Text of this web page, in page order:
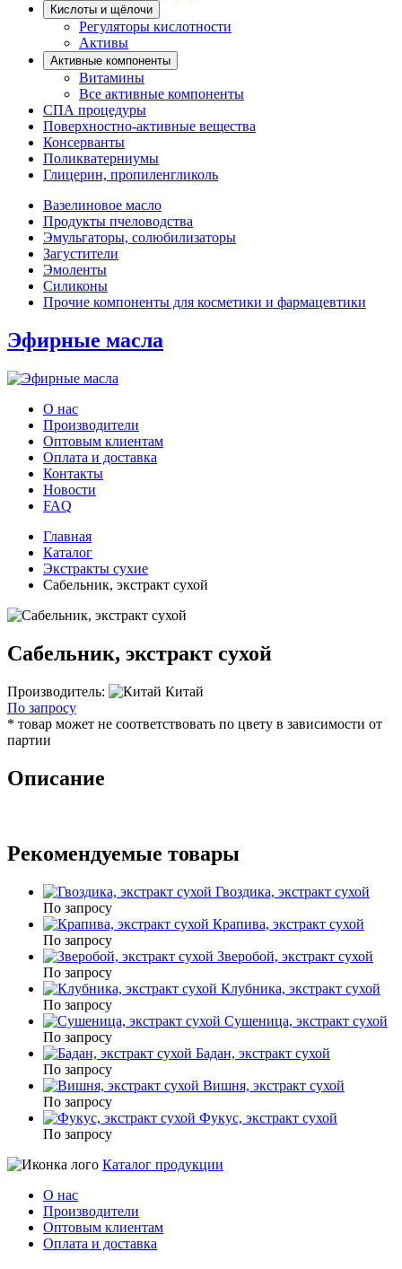
Кислоты и щёлочи
Регуляторы кислотности
Активы
Активные компоненты
Витамины
Все активные компоненты
СПА процедуры
Поверхностно-активные вещества
Консерванты
Поликватерниумы
Глицерин, пропиленгликоль
Вазелиновое масло
Продукты пчеловодства
Эмульгаторы, солюбилизаторы
Загустители
Эмоленты
Силиконы
Прочие компоненты для косметики и фармацевтики
Эфирные масла
О нас
Производители
Оптовым клиентам
Оплата и доставка
Контакты
Новости
FAQ
Главная
Каталог
Экстракты сухие
Сабельник, экстракт сухой
Сабельник, экстракт сухой
Производитель:
Китай
По запросу
* товар может не соответствовать по цвету в зависимости от
партии
Описание
Рекомендуемые товары
Гвоздика, экстракт сухой
По запросу
Крапива, экстракт сухой
По запросу
Зверобой, экстракт сухой
По запросу
Клубника, экстракт сухой
По запросу
Сушеница, экстракт сухой
По запросу
Бадан, экстракт сухой
По запросу
Вишня, экстракт сухой
По запросу
Фукус, экстракт сухой
По запросу
Каталог продукции
О нас
Производители
Оптовым клиентам
Оплата и доставка